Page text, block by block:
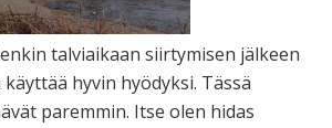
talviaikaan siirtymisen jälkeen
hyvin hyödyksi. Tässä
paremmin. Itse olen hidas